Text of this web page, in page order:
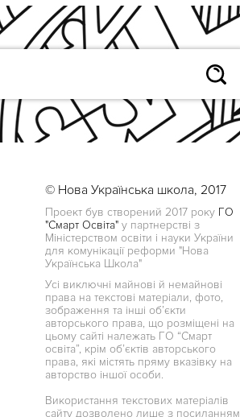
© Нова Українська школа, 2017
Проект був створений 2017 року ГО
"Смарт Освіта" у партнерстві з
Міністерством освіти і науки України
для комунікації реформи "Нова
Українська Школа"
Усі виключні майнові й немайнові
права на текстові матеріали, фото,
зображення та інші об’єкти
авторського права, що розміщені на
цьому сайті належать ГО “Смарт
освіта”, крім об’єктів авторського
права, які містять пряму вказівку на
авторство іншої особи.
Використання текстових матеріалів
сайту дозволено лише з посиланням